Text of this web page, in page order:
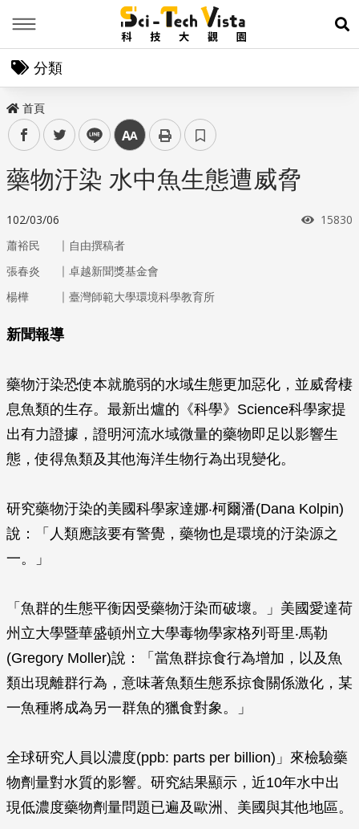
展
分類
首頁
facebooktwitter line 中
藥物汙染 水中魚生態遭威脅
102/03/06 瀏覽次
15830
蕭裕民 ｜ 自由撰稿者
張春炎
｜ 卓越新聞獎基金會
楊樺
｜ 臺灣師範大學環境科學教育所
新聞報導
藥物汙染恐使本就脆弱的水域生態更加惡化，並威脅棲
息魚類的生存。最新出爐的《科學》 Science科學家提
出有力證據，證明河流水域微量的藥物即足以影響生
態，使得魚類及其他海洋生物行為出現變化。
研究藥物汙染的美國科學家達娜‧柯爾潘(Dana Kolpin)
說：「人類應該要有警覺，藥物也是環境的汙染源之
一。」
「魚群的生態平衡因受藥物汙染而破壞。」美國愛達荷
州立大學暨華盛頓州立大學毒物學家格列哥里‧馬勒
(Gregory Moller)說：「當魚群掠食行為增加，以及魚
類出現離群行為，意味著魚類生態系掠食關係激化，某
一魚種將成為另一群魚的獵食對象。」
全球研究人員以濃度(ppb: parts per billion)」來檢驗藥
物劑量對水質的影響。研究結果顯示，近10年水中出
現低濃度藥物劑量問題已遍及歐洲、美國與其他地區。